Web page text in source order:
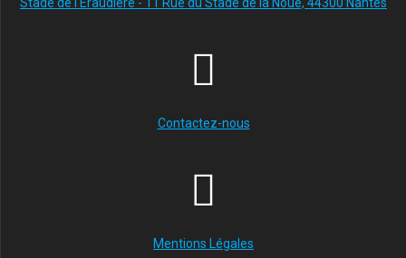
Contactez-nous
Mentions Légales